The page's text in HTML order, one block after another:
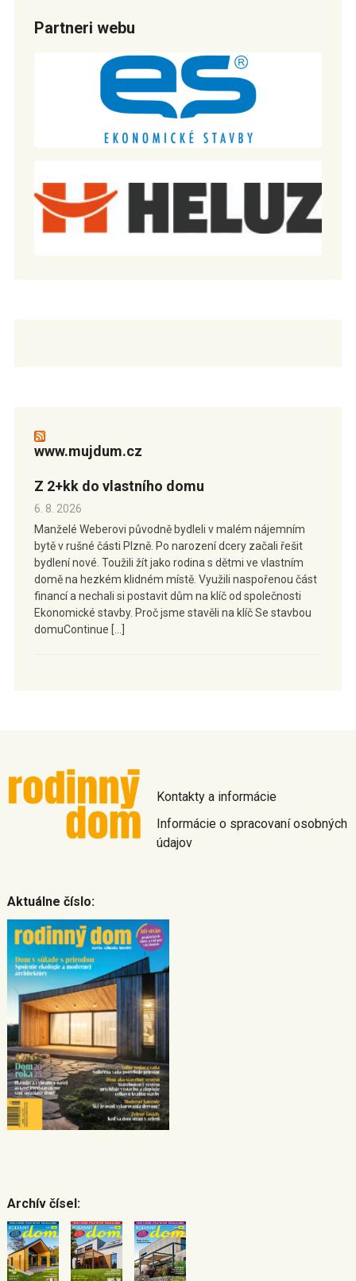
Partneri webu
www.mujdum.cz
Z 2+kk do vlastního domu
6. 8. 2026
Manželé Weberovi původně bydleli v malém nájemním
bytě v rušné části Plzně. Po narození dcery začali řešit
bydlení nové. Toužili žít jako rodina s dětmi ve vlastním
domě na hezkém klidném místě. Využili naspořenou část
financí a nechali si postavit dům na klíč od společnosti
Ekonomické stavby. Proč jsme stavěli na klíč Se stavbou
domuContinue […]
Kontakty a informácie
Informácie o spracovaní osobných
údajov
Aktuálne číslo:
Archív čísel: